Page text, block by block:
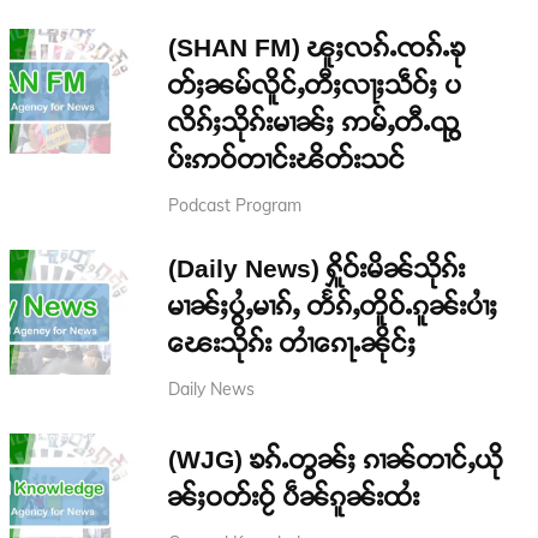
(SHAN FM) ၽူႈလၵ်ႉၸၵ်ႉၶု
တ်ႈၼမ်လိူင်ႇတီႈလႃႈသဵဝ်ႈ ပ
လိၵ်ႈသိုၵ်းမၢၼ်ႈ ဢမ်ႇတီႉၺွ
ပ်းဢဝ်တၢင်းၽိတ်းသင်
Podcast Program
(Daily News) ႁိူဝ်းမိၼ်သိုၵ်း
မၢၼ်ႈပွႆႇမၢၵ်ႇ တႅၵ်ႇတိူဝ်ႉၵူၼ်းပၢႆႈ
ၽေးသိုၵ်း တၢႆၵေႃႉၼိုင်ႈ
Daily News
(WJG) ၶၵ်ႉတွၼ်ႈ ၵၢၼ်တၢင်ႇယို
ၼ်ႈဝတ်းဝႂ် ပဵၼ်ၵူၼ်းထႆး